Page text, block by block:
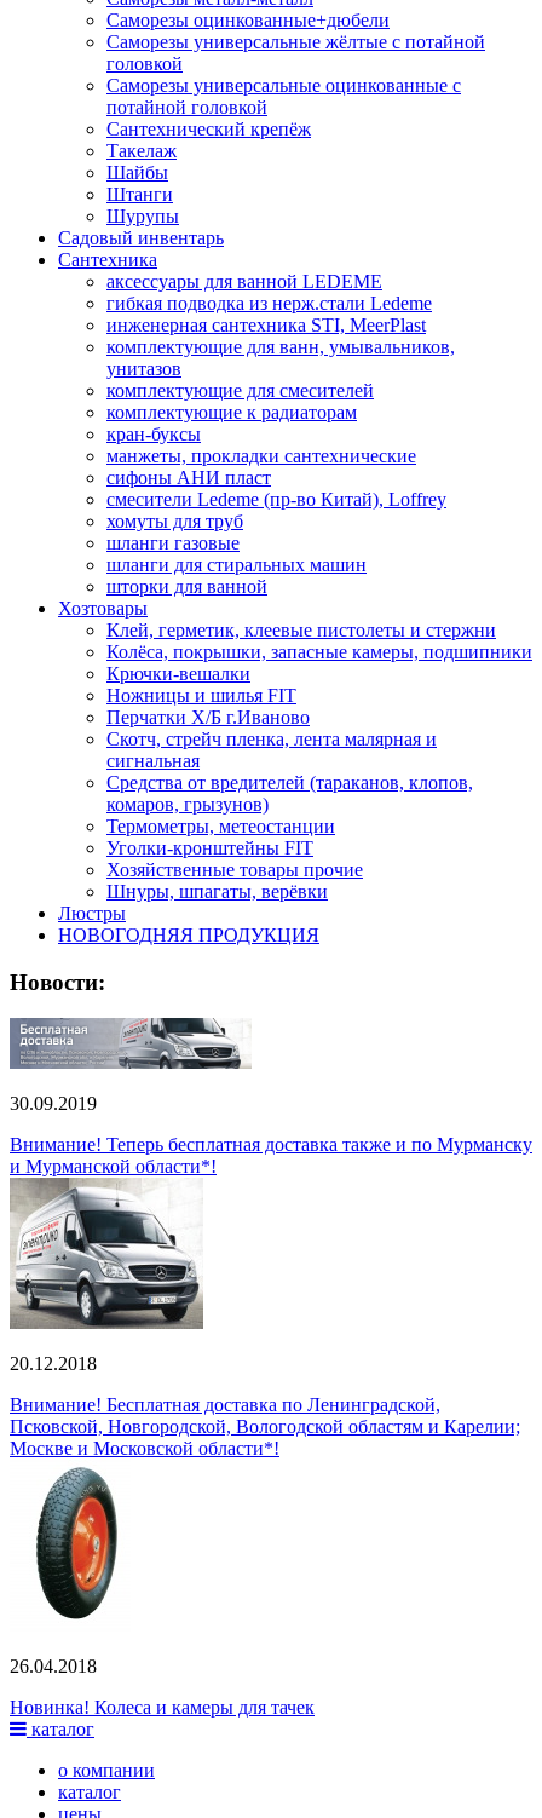
Саморезы оцинкованные+дюбели
Саморезы универсальные жёлтые с потайной
головкой
Саморезы универсальные оцинкованные с
потайной головкой
Сантехнический крепёж
Такелаж
Шайбы
Штанги
Шурупы
Садовый инвентарь
Сантехника
аксессуары для ванной LEDEME
гибкая подводка из нерж.стали Ledeme
инженерная сантехника STI, MeerPlast
комплектующие для ванн, умывальников,
унитазов
комплектующие для смесителей
комплектующие к радиаторам
кран-буксы
манжеты, прокладки сантехнические
сифоны АНИ пласт
смесители Ledeme (пр-во Китай), Loffrey
хомуты для труб
шланги газовые
шланги для стиральных машин
шторки для ванной
Хозтовары
Клей, герметик, клеевые пистолеты и стержни
Колёса, покрышки, запасные камеры, подшипники
Крючки-вешалки
Ножницы и шилья FIT
Перчатки Х/Б г.Иваново
Скотч, стрейч пленка, лента малярная и
сигнальная
Средства от вредителей (тараканов, клопов,
комаров, грызунов)
Термометры, метеостанции
Уголки-кронштейны FIT
Хозяйственные товары прочие
Шнуры, шпагаты, верёвки
Люстры
НОВОГОДНЯЯ ПРОДУКЦИЯ
Новости:
30.09.2019
Внимание! Теперь бесплатная доставка также и по Мурманску
и Мурманской области*!
20.12.2018
Внимание! Бесплатная доставка по Ленинградской,
Псковской, Новгородской, Вологодской областям и Карелии;
Москве и Московской области*!
26.04.2018
Новинка! Колеса и камеры для тачек
каталог
о компании
каталог